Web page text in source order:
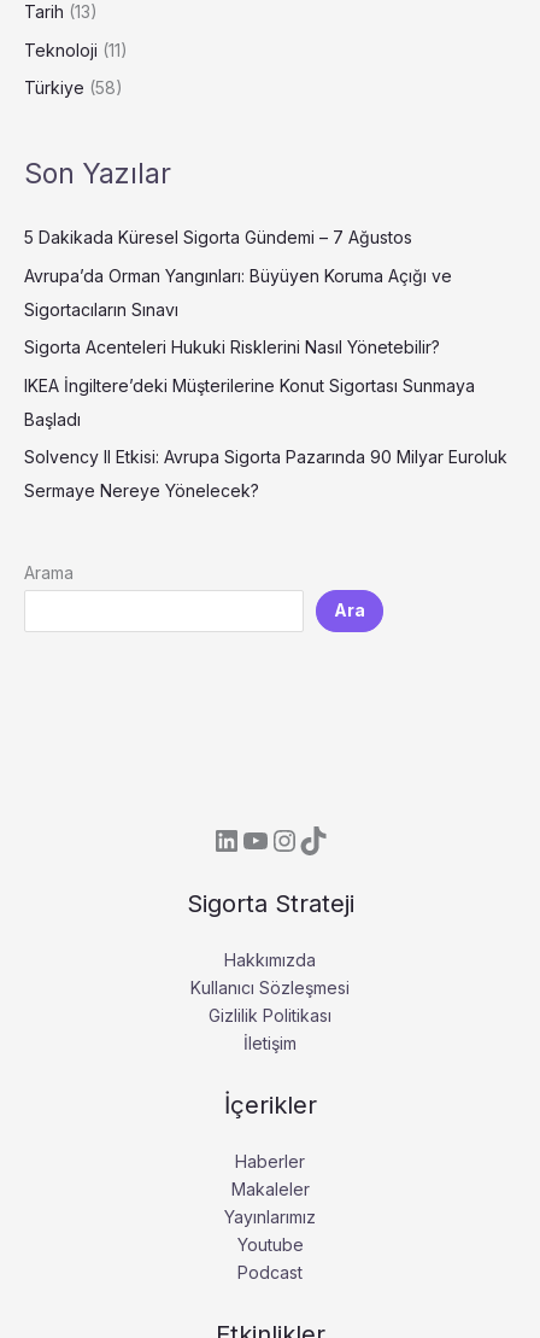
Tarih (13)
Teknoloji (11)
Türkiye (58)
Son Yazılar
5 Dakikada Küresel Sigorta Gündemi – 7 Ağustos
Avrupa’da Orman Yangınları: Büyüyen Koruma Açığı ve
Sigortacıların Sınavı
Sigorta Acenteleri Hukuki Risklerini Nasıl Yönetebilir?
IKEA İngiltere’deki Müşterilerine Konut Sigortası Sunmaya
Başladı
Solvency II Etkisi: Avrupa Sigorta Pazarında 90 Milyar Euroluk
Sermaye Nereye Yönelecek?
Arama
Ara
Sigorta Strateji
Hakkımızda
Kullanıcı Sözleşmesi
Gizlilik Politikası
İletişim
İçerikler
Haberler
Makaleler
Yayınlarımız
Youtube
Podcast